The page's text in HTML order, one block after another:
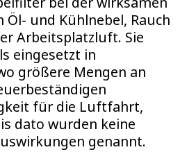
Öl- und Kühlnebel, Rauch
Arbeitsplatzluft. Sie
eingesetzt in
größere Mengen an
für die Luftfahrt,
dato wurden keine
genannt.